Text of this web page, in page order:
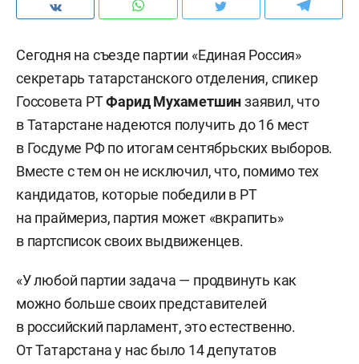
Сегодня на съезде партии «Единая Россия»
секретарь татарстанского отделения, спикер
Госсовета РТФарид Мухаметшинзаявил, что
в Татарстане надеются получить до 16 мест
в Госдуме РФпо итогам сентябрьских выборов.
Вместе с тем он не исключил, что, помимо тех
кандидатов, которые победили в РТ
на праймериз, партия может «вкрапить»
в партсписок своих выдвиженцев.
«У любой партии задача — продвинуть как
можно больше своих представителей
в российский парламент, это естественно.
От Татарстана у нас было 14 депутатов